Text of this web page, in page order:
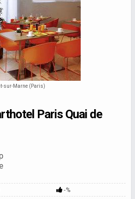
sur-Marne (Paris)
Paris Quai de
-%